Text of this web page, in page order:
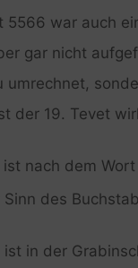
5566 war auch
gar nicht
umrechnet,
der 19. Tevet
nach dem Wort
des
in der